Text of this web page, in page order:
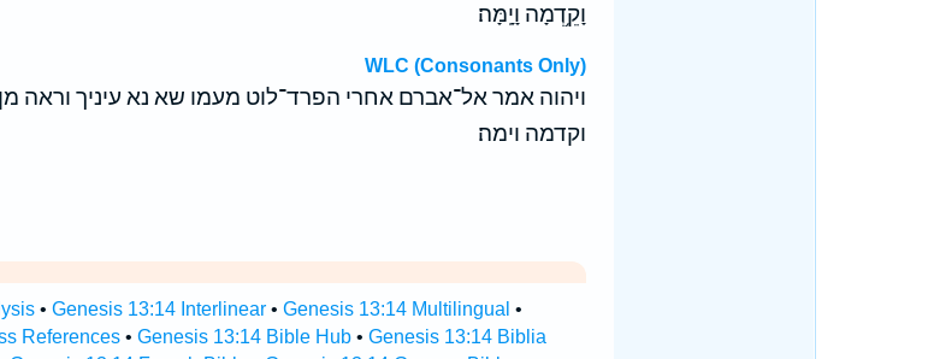
וָקֵ֥דְמָה וָיָֽמָּה׃
WLC (Consonants Only)
ויהוה אמר אל־אברם אחרי הפרד־לוט מעמו שא נא עיניך וראה
וקדמה וימה׃
• Genesis 13:14 Interlinear• Genesis 13:14 Multilingual •
References• Genesis 13:14 Bible Hub• Genesis 13:14 Biblia